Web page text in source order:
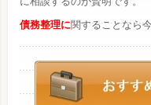
債務整理に関することなら